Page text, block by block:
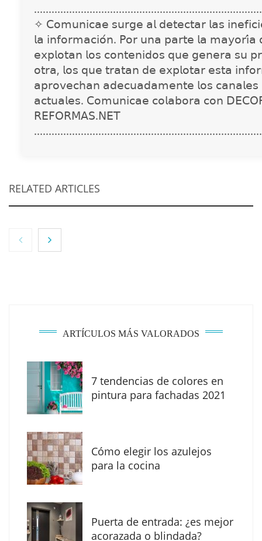
✧ 𝖢𝗈𝗆𝗎𝗇𝗂𝖼𝖺𝖾 𝗌𝗎𝗋𝗀𝖾 𝖺𝗅 𝖽𝖾𝗍𝖾𝖼𝗍𝖺𝗋 𝗅𝖺𝗌
𝗅𝖺 𝗂𝗇𝖿𝗈𝗋𝗆𝖺𝖼𝗂𝗈́𝗇. 𝖯𝗈𝗋 𝗎𝗇𝖺 𝗉𝖺𝗋𝗍𝖾 𝗅𝖺
𝖾𝗑𝗉𝗅𝗈𝗍𝖺𝗇 𝗅𝗈𝗌 𝖼𝗈𝗇𝗍𝖾𝗇𝗂𝖽𝗈𝗌 𝗊𝗎𝖾 𝗀𝖾𝗇𝖾𝗋𝖺 𝗌𝗎
𝗈𝗍𝗋𝖺, 𝗅𝗈𝗌 𝗊𝗎𝖾 𝗍𝗋𝖺𝗍𝖺𝗇 𝖽𝖾 𝖾𝗑𝗉𝗅𝗈𝗍𝖺𝗋 𝖾𝗌𝗍𝖺
𝖺𝗉𝗋𝗈𝗏𝖾𝖼𝗁𝖺𝗇 𝖺𝖽𝖾𝖼𝗎𝖺𝖽𝖺𝗆𝖾𝗇𝗍𝖾 𝗅𝗈𝗌
𝖺𝖼𝗍𝗎𝖺𝗅𝖾𝗌. 𝖢𝗈𝗆𝗎𝗇𝗂𝖼𝖺𝖾 𝖼𝗈𝗅𝖺𝖻𝗈𝗋𝖺 𝖼𝗈𝗇
𝖱𝖤𝖥𝖮𝖱𝖬𝖠𝖲.𝖭𝖤𝖳
RELATED ARTICLES
The Factory School explica por qué aprender
herramientas de IA ya no es suficiente para
los profesionales de la arquitectura
ARTÍCULOS MÁS VALORADOS
7 tendencias de colores en
pintura para fachadas 2021
Cómo elegir los azulejos
para la cocina
Puerta de entrada: ¿es mejor
acorazada o blindada?